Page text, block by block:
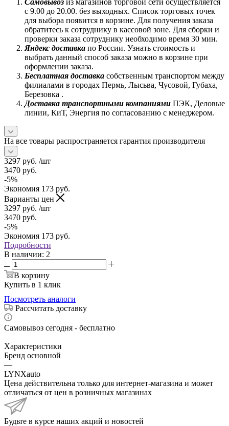
с 9.00 до 20.00. без выходных. Список торговых точек
для выбора появится в корзине. Для получения заказа
обратитесь к сотруднику в кассовой зоне. Для сборки и
проверки заказа сотруднику необходимо время 30 мин.
Яндекс доставка по России. Узнать стоимость и
выбрать данный способ заказа можно в корзине при
оформлении заказа.
Бесплатная доставка собственным транспортом между
филиалами в городах Пермь, Лысьва, Чусовой, Губаха,
Березовка .
Доставка транспортными компаниями ПЭК, Деловые
линии, КиТ, Энергия по согласованию с менеджером.
На все товары распространяется гарантия производителя
3297 руб. /шт
3470 руб.
-5%
Экономия 173 руб.
Варианты цен
3297 руб. /шт
3470 руб.
-5%
Экономия 173 руб.
Подробности
В наличии: 2
В корзину
Купить в 1 клик
Посмотреть аналоги
Рассчитать доставку
Самовывоз сегодня - бесплатно
Характеристики
Бренд основной
—
LYNXauto
Цена действительна только для интернет-магазина и может
отличаться от цен в розничных магазинах
Будьте в курсе наших акций и новостей